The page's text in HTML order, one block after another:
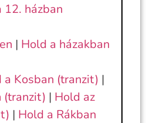
12. házban
| Hold a házakban
a Kosban (tranzit) |
(tranzit) | Hold az
| Hold a Rákban